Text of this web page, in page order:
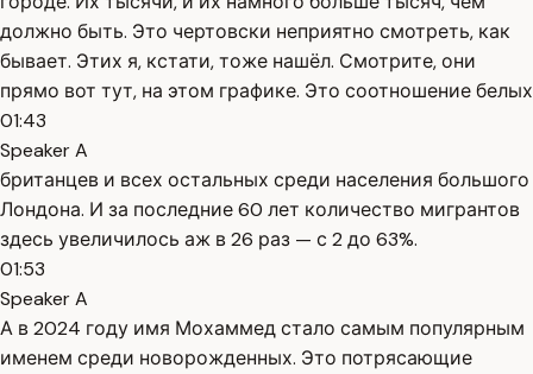
должно быть. Это чертовски неприятно смотреть, как
бывает. Этих я, кстати, тоже нашёл. Смотрите, они
прямо вот тут, на этом графике. Это соотношение белых
01:43
Speaker A
британцев и всех остальных среди населения большого
Лондона. И за последние 60 лет количество мигрантов
здесь увеличилось аж в 26 раз — с 2 до 63%.
01:53
Speaker A
А в 2024 году имя Мохаммед стало самым популярным
именем среди новорожденных. Это потрясающие